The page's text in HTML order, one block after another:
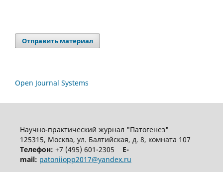
Отправить материал
Open Journal Systems
Научно-практический журнал "Патогенез"
125315, Москва, ул. Балтийская, д. 8, комната 107
Телефон: +7 (495) 601-2305 E-
mail: patoniiopp2017@yandex.ru